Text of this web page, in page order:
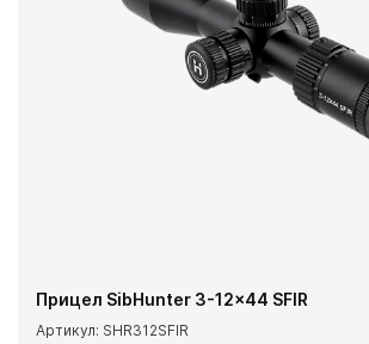
Прицел SibHunter 3-12x44 SFIR
Артикул: SHR312SFIR